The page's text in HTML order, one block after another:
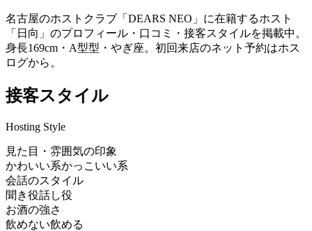
名古屋のホストクラブ「DEARS NEO」に在籍するホスト
「日向」のプロフィール・口コミ・接客スタイルを掲載中。
身長169cm・A型型・やぎ座。初回来店のネット予約はホス
ログから。
接客スタイル
Hosting Style
見た目・雰囲気の印象
かわいい系かっこいい系
会話のスタイル
聞き役話し役
お酒の強さ
飲めない飲める